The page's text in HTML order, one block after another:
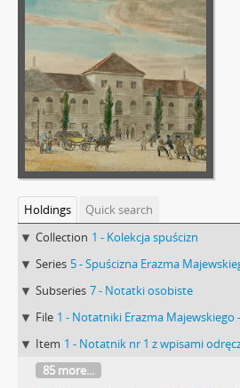
Holdings
Quick search
Collection 1 - Kolekcja spuścizn
Series 5 - Spuścizna Erazma
Subseries 7 - Notatki osobiste
File 1 - Notatniki Erazma Majewskiego
Item 1 - Notatnik nr 1 z wpisami odręcznymi Erazma
85 more...